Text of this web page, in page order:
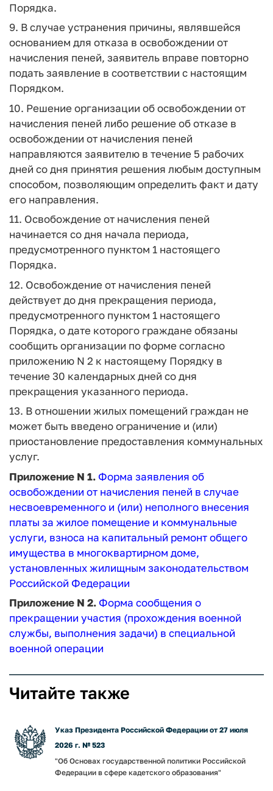
Порядка.
9. В случае устранения причины, являвшейся
основанием для отказа в освобождении от
начисления пеней, заявитель вправе повторно
подать заявление в соответствии с настоящим
Порядком.
10. Решение организации об освобождении от
начисления пеней либо решение об отказе в
освобождении от начисления пеней
направляются заявителю в течение 5 рабочих
дней со дня принятия решения любым доступным
способом, позволяющим определить факт и дату
его направления.
11. Освобождение от начисления пеней
начинается со дня начала периода,
предусмотренного пунктом 1 настоящего
Порядка.
12. Освобождение от начисления пеней
действует до дня прекращения периода,
предусмотренного пунктом 1 настоящего
Порядка, о дате которого граждане обязаны
сообщить организации по форме согласно
приложению N 2 к настоящему Порядку в
течение 30 календарных дней со дня
прекращения указанного периода.
13. В отношении жилых помещений граждан не
может быть введено ограничение и (или)
приостановление предоставления коммунальных
услуг.
Приложение N 1. Форма заявления об
освобождении от начисления пеней в случае
несвоевременного и (или) неполного внесения
платы за жилое помещение и коммунальные
услуги, взноса на капитальный ремонт общего
имущества в многоквартирном доме,
установленных жилищным законодательством
Российской Федерации
Приложение N 2. Форма сообщения о
прекращении участия (прохождения военной
службы, выполнения задачи) в специальной
военной операции
Читайте также
Указ Президента Российской Федерации от 27 июля
2026 г. № 523
"Об Основах государственной политики Российской
Федерации в сфере кадетского образования"